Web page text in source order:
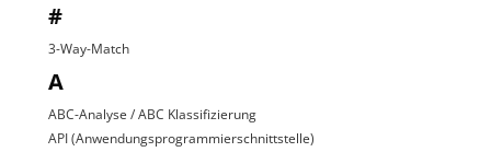
#
3-Way-Match
A
ABC-Analyse / ABC Klassifizierung
API (Anwendungsprogrammierschnittstelle)